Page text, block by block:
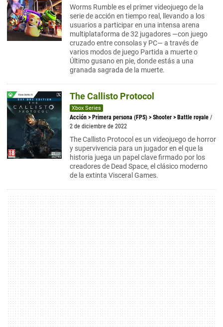
Worms Rumble es el primer videojuego de la
serie de acción en tiempo real, llevando a los
usuarios a participar en una intensa arena
multiplataforma de 32 jugadores —con juego
cruzado entre consolas y PC— a través de
varios modos de juego Partida a muerte o
Último gusano en pie, donde estás a una
granada sagrada de la muerte.
The Callisto Protocol
Xbox Series
Acción > Primera persona (FPS) > Shooter > Battle royale /
2 de diciembre de 2022
The Callisto Protocol es un videojuego de horror
y supervivencia para un jugador en el que la
historia juega un papel clave firmado por los
creadores de Dead Space, el clásico moderno
de la extinta Visceral Games.